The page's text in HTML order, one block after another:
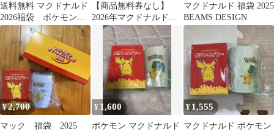
送料無料 マクドナルド
2026福袋 ポケモング
ッズ3点セット
【商品無料券なし】
2026年マクドナルド福
マクドナルド 福袋 2025
BEAMS DESIGN
¥2,700
マック 福袋 2025
¥ 1,600
ポケモン マクドナルド
¥ 1,555
マクドナルド ポケモン